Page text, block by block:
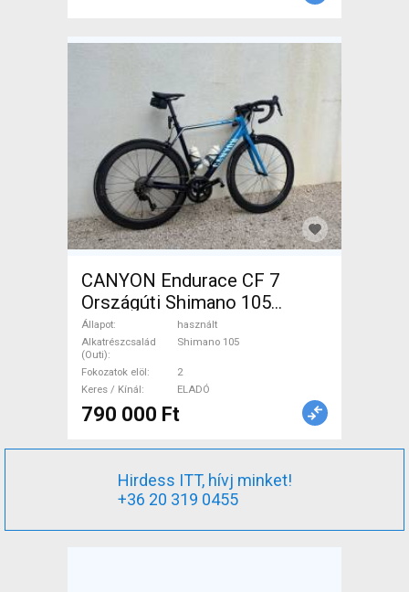
CANYON Endurace CF 7
Országúti Shimano 105
patkófék használt ELADÓ
Állapot
használt
Alkatrészcsalád
(Outi)
Shimano 105
Fokozatok elöl
2
Keres / Kínál
ELADÓ
790 000 Ft
Hirdess ITT, hívj minket!
+36 20 319 0455